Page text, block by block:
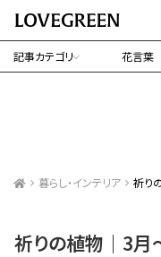
記事カテゴリ 花言葉
暮らし・インテリア 祈り
祈りの植物｜3月